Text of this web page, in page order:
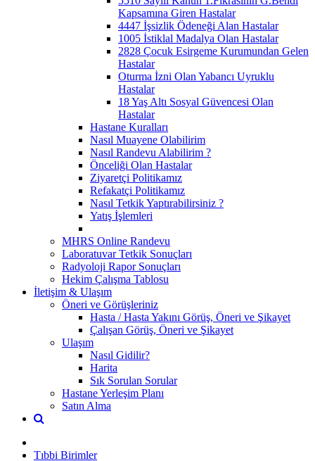
Kapsamına Giren Hastalar
4447 İşsizlik Ödeneği Alan Hastalar
1005 İstiklal Madalya Olan Hastalar
2828 Çocuk Esirgeme Kurumundan Gelen
Hastalar
Oturma İzni Olan Yabancı Uyruklu
Hastalar
18 Yaş Altı Sosyal Güvencesi Olan
Hastalar
Hastane Kuralları
Nasıl Muayene Olabilirim
Nasıl Randevu Alabilirim ?
Önceliği Olan Hastalar
Ziyaretçi Politikamız
Refakatçi Politikamız
Nasıl Tetkik Yaptırabilirsiniz ?
Yatış İşlemleri
MHRS Online Randevu
Laboratuvar Tetkik Sonuçları
Radyoloji Rapor Sonuçları
Hekim Çalışma Tablosu
İletişim & Ulaşım
Öneri ve Görüşleriniz
Hasta / Hasta Yakını Görüş, Öneri ve Şikayet
Çalışan Görüş, Öneri ve Şikayet
Ulaşım
Nasıl Gidilir?
Harita
Sık Sorulan Sorular
Hastane Yerleşim Planı
Satın Alma
Tıbbi Birimler